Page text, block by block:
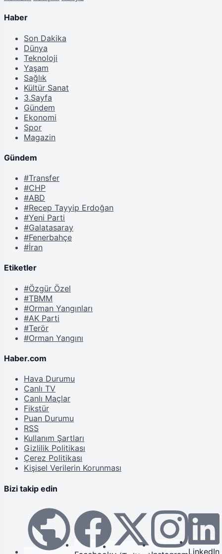
Haber
Son Dakika
Dünya
Teknoloji
Yaşam
Sağlık
Kültür Sanat
3.Sayfa
Gündem
Ekonomi
Spor
Magazin
Gündem
#Transfer
#CHP
#ABD
#Recep Tayyip Erdoğan
#Yeni Parti
#Galatasaray
#Fenerbahçe
#İran
Etiketler
#Özgür Özel
#TBMM
#Orman Yangınları
#AK Parti
#Terör
#Orman Yangını
Haber.com
Hava Durumu
Canlı TV
Canlı Maçlar
Fikstür
Puan Durumu
RSS
Kullanım Şartları
Gizlilik Politikası
Çerez Politikası
Kişisel Verilerin Korunması
Bizi takip edin
LinkedIn